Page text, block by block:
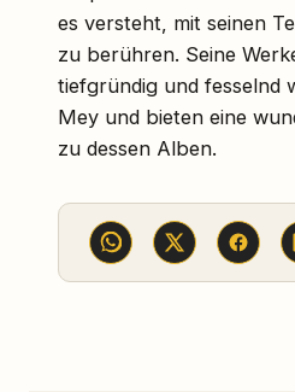
es versteht, mit seinen
zu berühren. Seine
tiefgründig und fesselnd
Mey und bieten eine
zu dessen Alben.